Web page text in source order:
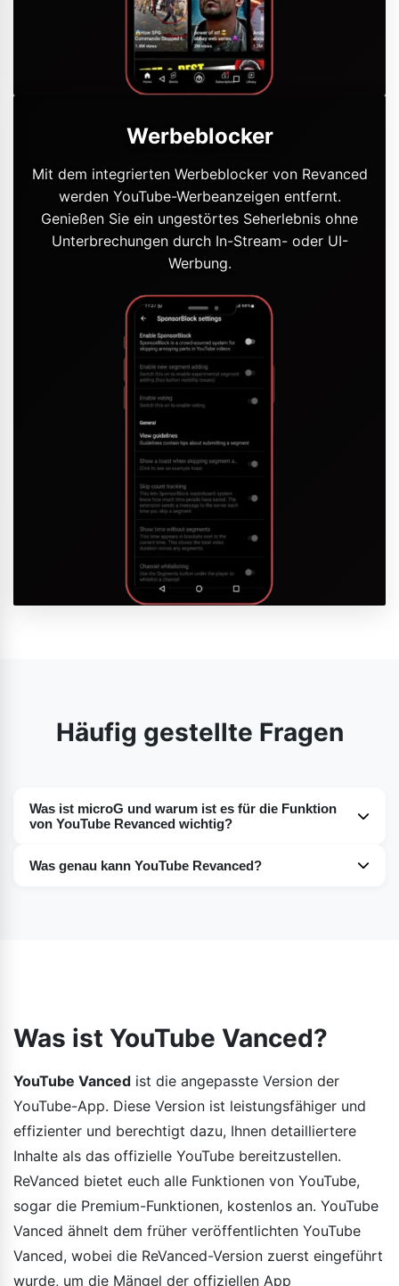
Werbeblocker
Mit dem integrierten Werbeblocker von Revanced
werden YouTube-Werbeanzeigen entfernt.
Genießen Sie ein ungestörtes Seherlebnis ohne
Unterbrechungen durch In-Stream- oder UI-
Werbung.
Häufig gestellte Fragen
Was ist microG und warum ist es für die Funktion
von YouTube Revanced wichtig?
reibungslosen Betrieb. Verbinden Sie YouTube Revanced
Was genau kann YouTube Revanced?
Was ist YouTube Vanced?
YouTube Vanced ist die angepasste Version der
YouTube-App. Diese Version ist leistungsfähiger und
effizienter und berechtigt dazu, Ihnen detailliertere
Inhalte als das offizielle YouTube bereitzustellen.
ReVanced bietet euch alle Funktionen von YouTube,
sogar die Premium-Funktionen, kostenlos an. YouTube
Vanced ähnelt dem früher veröffentlichten YouTube
Vanced, wobei die ReVanced-Version zuerst eingeführt
wurde, um die Mängel der offiziellen App